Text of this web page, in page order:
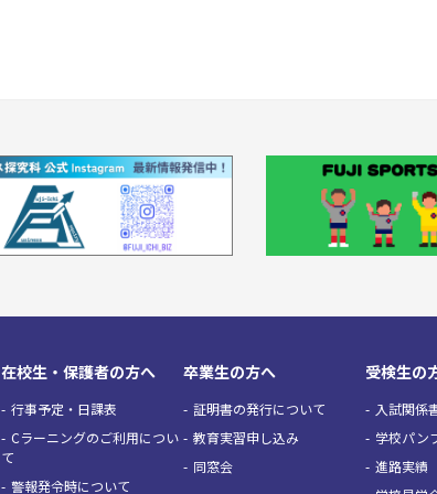
在校生・保護者の方へ
行事予定・日課表
Cラーニングのご利用につい
て
警報発令時について
卒業生の方へ
証明書の発行について
教育実習申し込み
同窓会
受検生の
入試関係
学校パン
進路実績